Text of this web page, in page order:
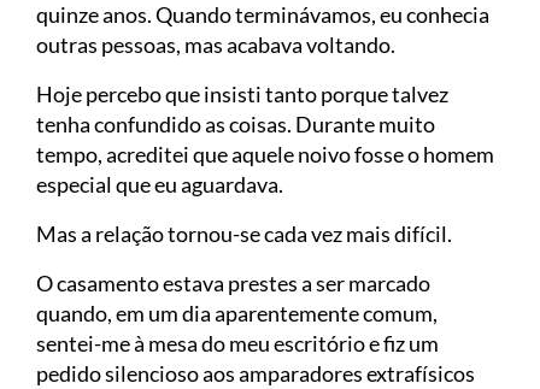
quinze anos. Quando terminávamos, eu conhecia
outras pessoas, mas acabava voltando.
Hoje percebo que insisti tanto porque talvez
tenha confundido as coisas. Durante muito
tempo, acreditei que aquele noivo fosse o homem
especial que eu aguardava.
Mas a relação tornou-se cada vez mais difícil.
O casamento estava prestes a ser marcado
quando, em um dia aparentemente comum,
sentei-me à mesa do meu escritório e fiz um
pedido silencioso aos amparadores extrafísicos